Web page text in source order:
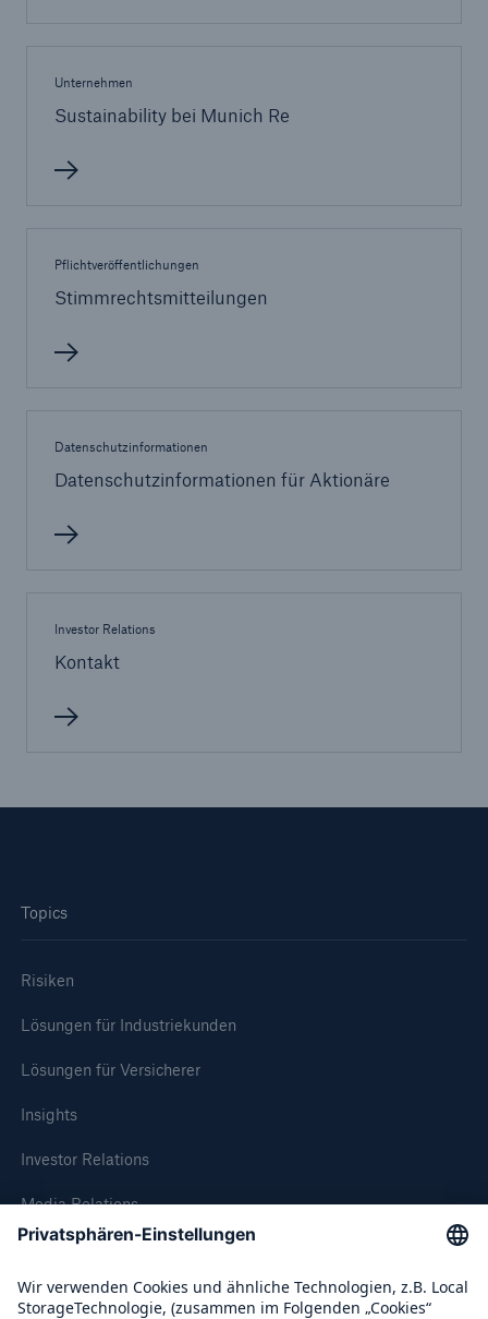
Unternehmen
Sustainability bei Munich Re
Pflichtveröffentlichungen
Stimmrechtsmitteilungen
Datenschutzinformationen
Datenschutzinformationen für Aktionäre
Investor Relations
Kontakt
Topics
Risiken
Lösungen für Industriekunden
Lösungen für Versicherer
Insights
Investor Relations
Media Relations
Compliance
Sachdeckung durch einen leistungsfähigen
Fakten
CLARA reduziert die Wartezeit bis zur
Versicherung bis zu
50 %
Cyber
600 bn
US Dollar im Jahr 2018